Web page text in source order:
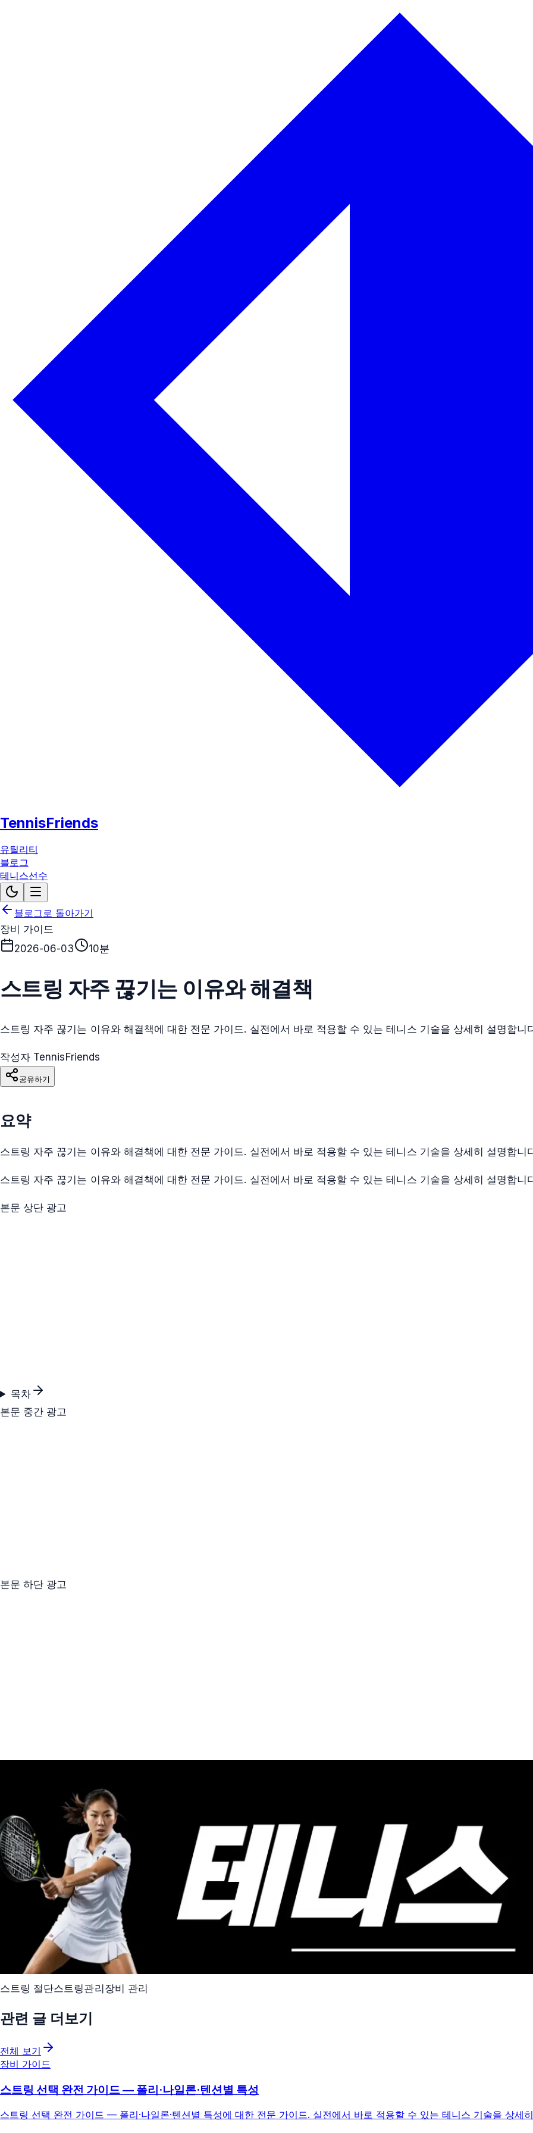
TennisFriends
유틸리티
블로그
테니스선수
블로그로 돌아가기
장비 가이드
2026-06-03
10분
스트링 자주 끊기는 이유와 해결책
스트링 자주 끊기는 이유와 해결책에 대한 전문 가이드. 실전에서 바로 적용할 수 있는 테니스 기술을 상세히 설명합니
작성자 TennisFriends
공유하기
요약
스트링 자주 끊기는 이유와 해결책에 대한 전문 가이드. 실전에서 바로 적용할 수 있는 테니스 기술을 상세히 설명합니
스트링 자주 끊기는 이유와 해결책에 대한 전문 가이드. 실전에서 바로 적용할 수 있는 테니스 기술을 상세히 설명합니
본문 상단 광고
목차
본문 중간 광고
본문 하단 광고
스트링 절단스트링관리 장비 관리
관련 글 더보기
전체 보기
장비 가이드
스트링 선택 완전 가이드 — 폴리·나일론·텐션별 특성
스트링 선택 완전 가이드 — 폴리·나일론·텐션별 특성에 대한 전문 가이드. 실전에서 바로 적용할 수 있는 테니스 기술을 상세